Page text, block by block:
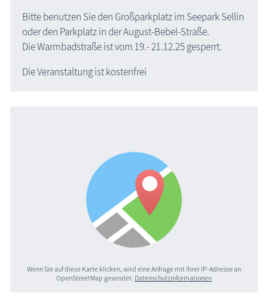
Bitte benutzen Sie den Großparkplatz im Seepark Sellin
oder den Parkplatz in der August-Bebel-Straße.
Die Warmbadstraße ist vom 19.- 21.12.25 gesperrt.
Die Veranstaltung ist kostenfrei
Wenn Sie auf diese Karte klicken, wird eine Anfrage mit Ihrer IP-Adresse an
OpenStreetMap gesendet. Datenschutzinformationen